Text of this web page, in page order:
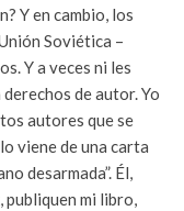
Y en cambio, los
Soviética –
Y a veces ni les
de autor. Yo
autores que se
viene de una carta
desarmada”. Él,
publiquen mi libro,